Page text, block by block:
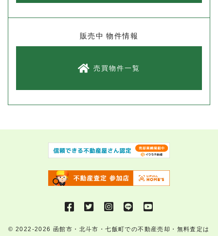
販売中 物件情報
売買物件一覧
© 2022-2026函館市・北斗市・七飯町での不動産売却・無料査定は